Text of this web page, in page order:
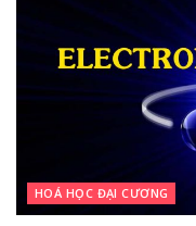
HOÁ HỌC ĐẠI CƯƠNG